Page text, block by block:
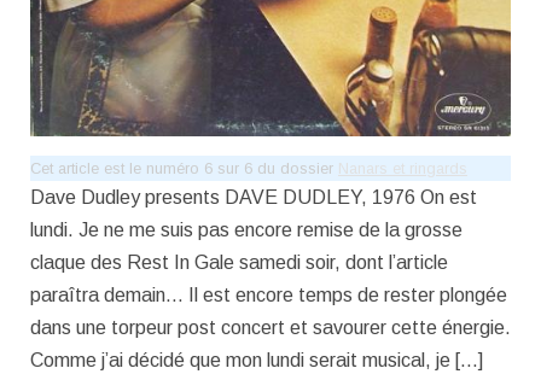
Cet article est le numéro 6 sur 6 du dossier Nanars et ringards
Dave Dudley presents DAVE DUDLEY, 1976 On est
lundi. Je ne me suis pas encore remise de la grosse
claque des Rest In Gale samedi soir, dont l’article
paraîtra demain… Il est encore temps de rester plongée
dans une torpeur post concert et savourer cette énergie.
Comme j’ai décidé que mon lundi serait musical, je […]